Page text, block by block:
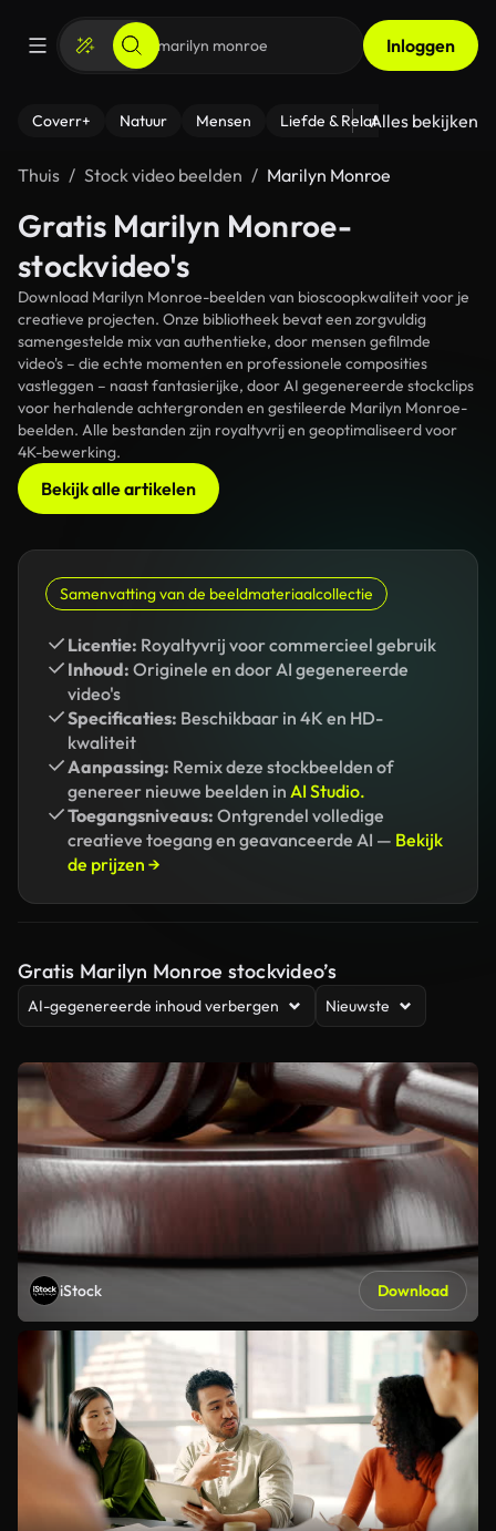
Inloggen
Coverr+ Natuur Mensen Liefde & Relaties - Fitness
Alles bekijken
Thuis Stock video beelden Marilyn Monroe
Gratis Marilyn Monroe-
stockvideo's
Download Marilyn Monroe-beelden van bioscoopkwaliteit voor je
creatieve projecten. Onze bibliotheek bevat een zorgvuldig
samengestelde mix van authentieke, door mensen gefilmde
video's – die echte momenten en professionele composities
vastleggen – naast fantasierijke, door AI gegenereerde stockclips
voor herhalende achtergronden en gestileerde Marilyn Monroe-
beelden. Alle bestanden zijn royaltyvrij en geoptimaliseerd voor
4K-bewerking.
Bekijk alle artikelen
Samenvatting van de beeldmateriaalcollectie
Licentie: Royaltyvrij voor commercieel gebruik
Inhoud: Originele en door AI gegenereerde
video's
Specificaties: Beschikbaar in 4K en HD-
kwaliteit
Aanpassing: Remix deze stockbeelden of
genereer nieuwe beelden in AI Studio.
Toegangsniveaus: Ontgrendel volledige
creatieve toegang en geavanceerde AI — Bekijk
de prijzen →
Gratis Marilyn Monroe stockvideo’s
AI-gegenereerde inhoud verbergen Nieuwste
iStock Download